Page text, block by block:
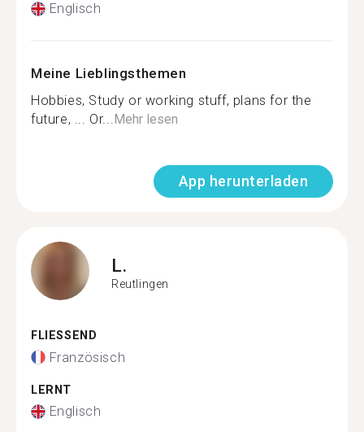
Englisch
Meine Lieblingsthemen
Hobbies, Study or working stuff, plans for the
future, ... Or...Mehr lesen
App herunterladen
L.
Reutlingen
FLIESSEND
Französisch
LERNT
Englisch